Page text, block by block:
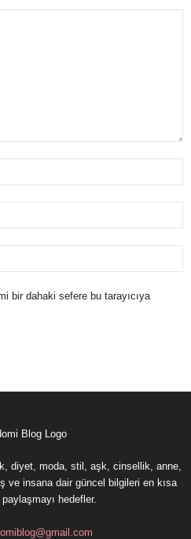
bir dahaki sefere bu tarayıcıya
diyet, moda, stil, aşk, cinsellik, anne,
ve insana dair güncel bilgileri en kısa
hedefler.